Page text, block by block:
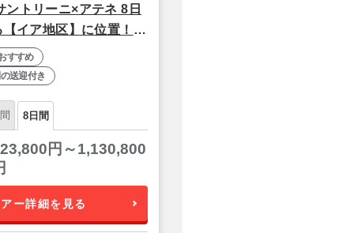
ントリーニ×アテネ 8日
イア地区】に位置！豪
ランが自慢の4つ星
すすめ
送迎付き
8日間
円～1,130,800
ー詳細を見る